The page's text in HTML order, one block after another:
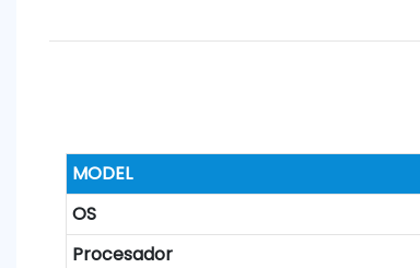
MODEL
OS
Procesador